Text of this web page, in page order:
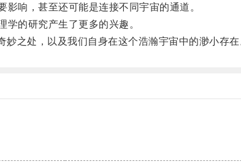
响，甚至还可能是连接不同宇宙的通道。
的研究产生了更多的兴趣。
之处，以及我们自身在这个浩瀚宇宙中的渺小存在